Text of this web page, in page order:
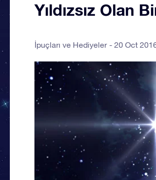
Yıldızsız Olan
İpuçları ve Hediyeler 20 Oct